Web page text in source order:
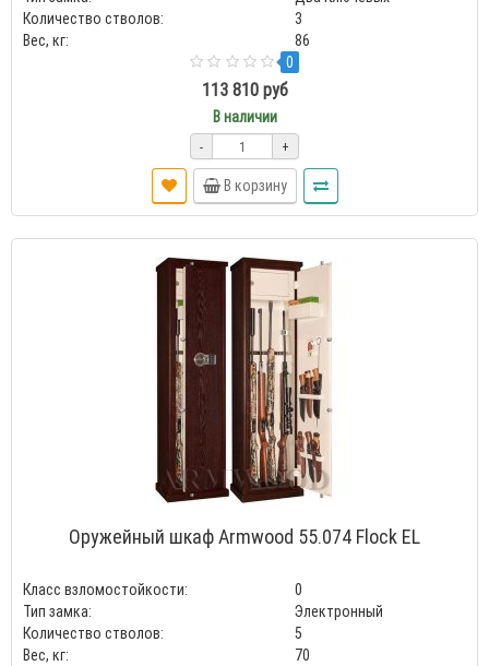
Количество стволов:
3
Вес, кг:
86
0
113 810 руб
В наличии
- +
В корзину
Оружейный шкаф Armwood 55.074 Flock EL
Класс взломостойкости:
0
Тип замка:
Электронный
Количество стволов:
5
Вес, кг:
70